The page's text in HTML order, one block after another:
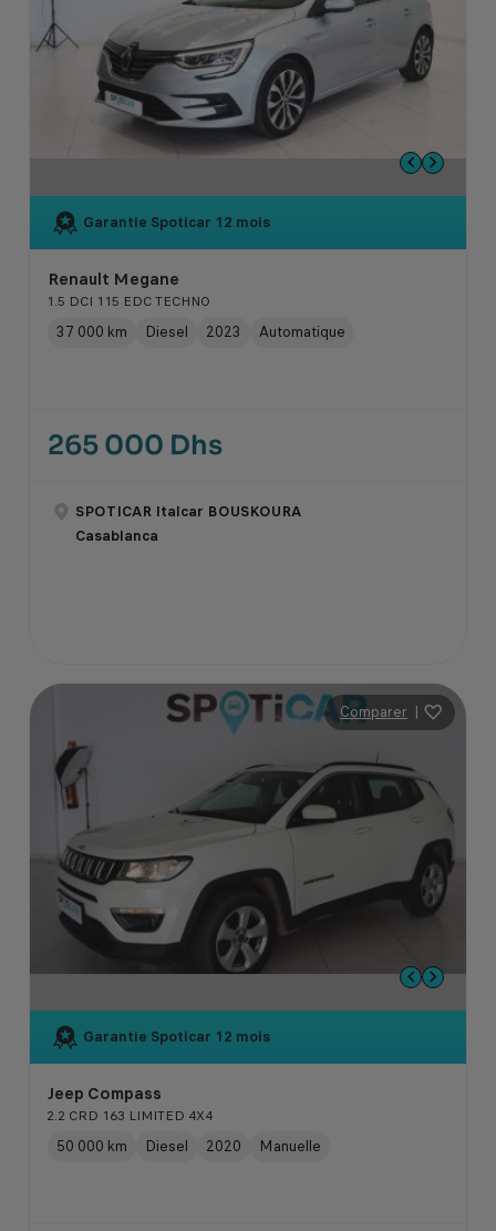
Garantie Spoticar 12 mois
Renault Megane
1.5 DCI 115 EDC TECHNO
37 000 km Diesel 2023 Automatique
265 000 Dhs
SPOTICAR Italcar BOUSKOURA
Casablanca
Comparer |
Garantie Spoticar 12 mois
Jeep Compass
2.2 CRD 163 LIMITED 4X4
50 000 km Diesel 2020 Manuelle